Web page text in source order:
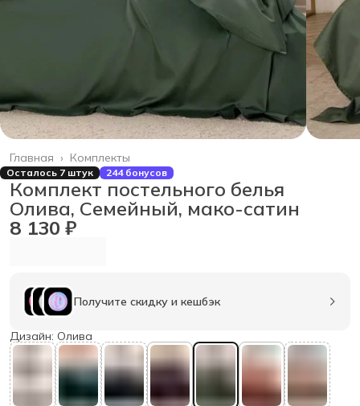
Комплекты
Главная ›
Осталось 7 штук 244 бонусов
Комплект постельного белья
Олива, Семейный, мако-сатин
8 130 ₽
Получите скидку и кешбэк
Дизайн: Олива